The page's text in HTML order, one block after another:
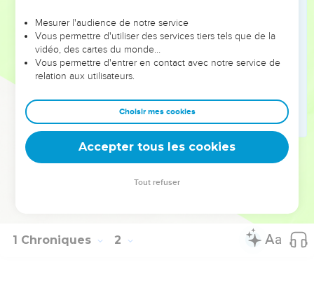
ville s’appelait Paou, le nom de sa femme était Mehétabeél,
fille de Matréd, et petite-fille de Mézahab.
Après la mort de Hadad, des chefs de familles
gouvernèrent Edom. Ce furent les chefs Timna, Alva, Yetéth,
Oholibama, Ela, Pinôn,
Qenaz, Témân, Mibtsar,
Magdiel et Iram. Tels sont les chefs d’Edom.
La Bible Du Semeur Copyright © 1992, 1999 by Biblica, Inc.® Used by permission.
1 Chroniques 2
Mesurer l'audience de notre service
Vous permettre d'utiliser des services tiers tels que de la
vidéo, des cartes du monde…
Vous permettre d'entrer en contact avec notre service de
relation aux utilisateurs.
Choisir mes cookies
Accepter tous les cookies
Tout refuser